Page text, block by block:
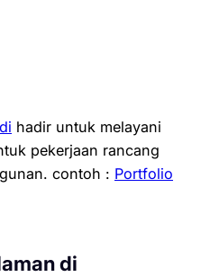
hadir untuk melayani
pekerjaan rancang
contoh : Portfolio
di